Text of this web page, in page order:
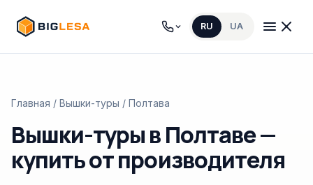
RU UA
Главная / Вышки-туры / Полтава
Вышки-туры в Полтаве —
купить от производителя